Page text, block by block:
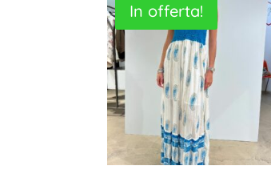
In offerta!